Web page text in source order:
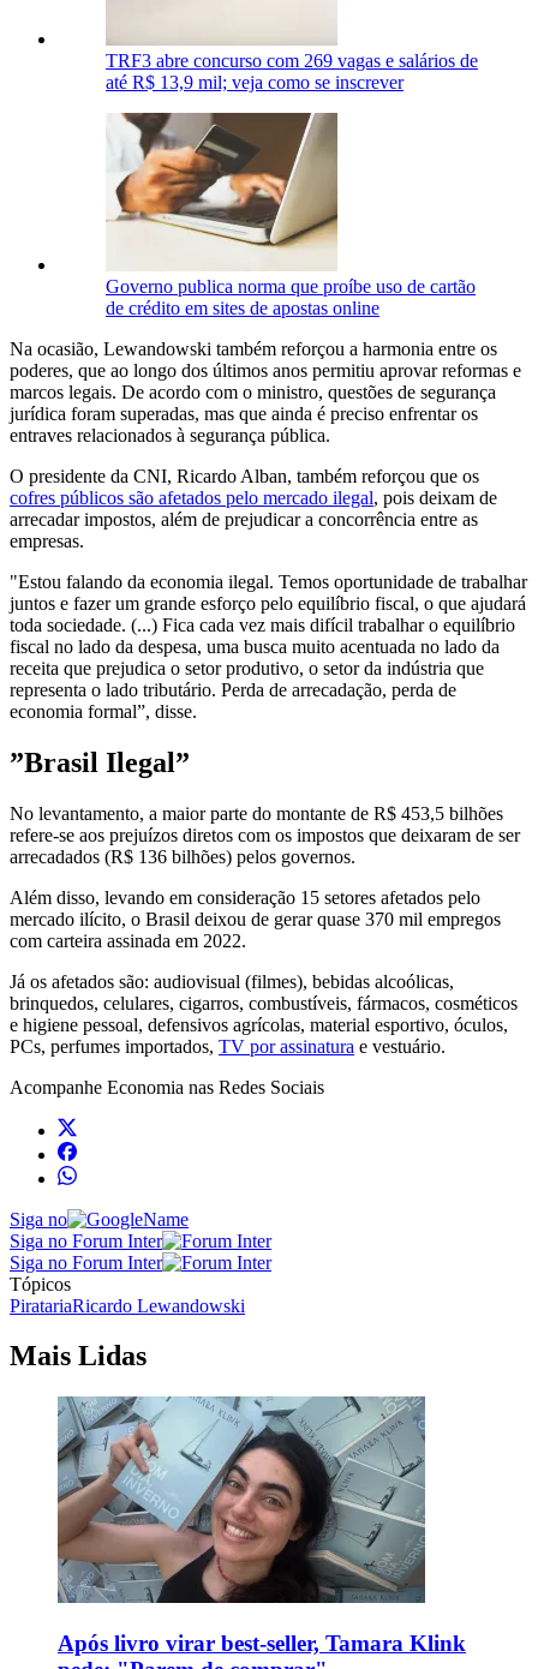
TRF3 abre concurso com 269 vagas e salários de
até R$ 13,9 mil; veja como se inscrever
Governo publica norma que proíbe uso de cartão
de crédito em sites de apostas online
Na ocasião, Lewandowski também reforçou a harmonia entre os
poderes, que ao longo dos últimos anos permitiu aprovar reformas e
marcos legais. De acordo com o ministro, questões de segurança
jurídica foram superadas, mas que ainda é preciso enfrentar os
entraves relacionados à segurança pública.
O presidente da CNI, Ricardo Alban, também reforçou que os
cofres públicos são afetados pelo mercado ilegal, pois deixam de
arrecadar impostos, além de prejudicar a concorrência entre as
empresas.
"Estou falando da economia ilegal. Temos oportunidade de trabalhar
juntos e fazer um grande esforço pelo equilíbrio fiscal, o que ajudará
toda sociedade. (...) Fica cada vez mais difícil trabalhar o equilíbrio
fiscal no lado da despesa, uma busca muito acentuada no lado da
receita que prejudica o setor produtivo, o setor da indústria que
representa o lado tributário. Perda de arrecadação, perda de
economia formal”, disse.
”Brasil Ilegal”
No levantamento, a maior parte do montante de R$ 453,5 bilhões
refere-se aos prejuízos diretos com os impostos que deixaram de ser
arrecadados (R$ 136 bilhões) pelos governos.
Além disso, levando em consideração 15 setores afetados pelo
mercado ilícito, o Brasil deixou de gerar quase 370 mil empregos
com carteira assinada em 2022​.
Já os afetados são: audiovisual (filmes), bebidas alcoólicas,
brinquedos, celulares, cigarros, combustíveis, fármacos, cosméticos
e higiene pessoal, defensivos agrícolas, material esportivo, óculos,
PCs, perfumes importados, TV por assinatura e vestuário.
Acompanhe Economia nas Redes Sociais
Siga no
Siga no Forum Inter
Siga no Forum Inter
Tópicos
PiratariaRicardo Lewandowski
Mais Lidas
Após livro virar best-seller, Tamara Klink